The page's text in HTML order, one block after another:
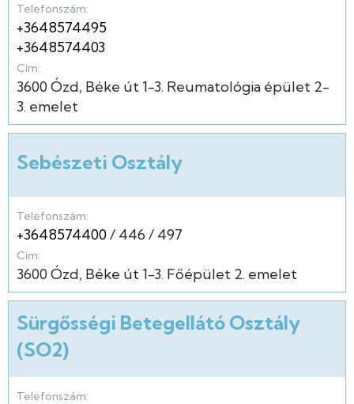
Telefonszám:
+3648574495
+3648574403
Cím:
3600Ózd Béke út 1-3. Reumatológia épület 2-
3. emelet
Sebészeti Osztály
Telefonszám:
+3648574400 446 497
Cím:
3600Ózd Béke út 1-3. Főépület 2. emelet
Sürgősségi Betegellátó Osztály
(SO2)
Telefonszám: